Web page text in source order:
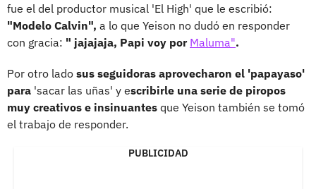
fue el del productor musical 'El High' que le escribió:
"Modelo Calvin", a lo que Yeison no dudó en responder
con gracia: " jajajaja, Papi voy por Maluma".
Por otro lado sus seguidoras aprovecharon el 'papayaso'
para 'sacar las uñas' y escribirle una serie de piropos
muy creativos e insinuantes que Yeison también se tomó
el trabajo de responder.
PUBLICIDAD